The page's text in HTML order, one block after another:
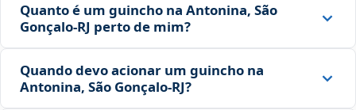
Quanto é um guincho na Antonina, São
Gonçalo‑RJ perto de mim?
Quando devo acionar um guincho na
Antonina, São Gonçalo‑RJ?